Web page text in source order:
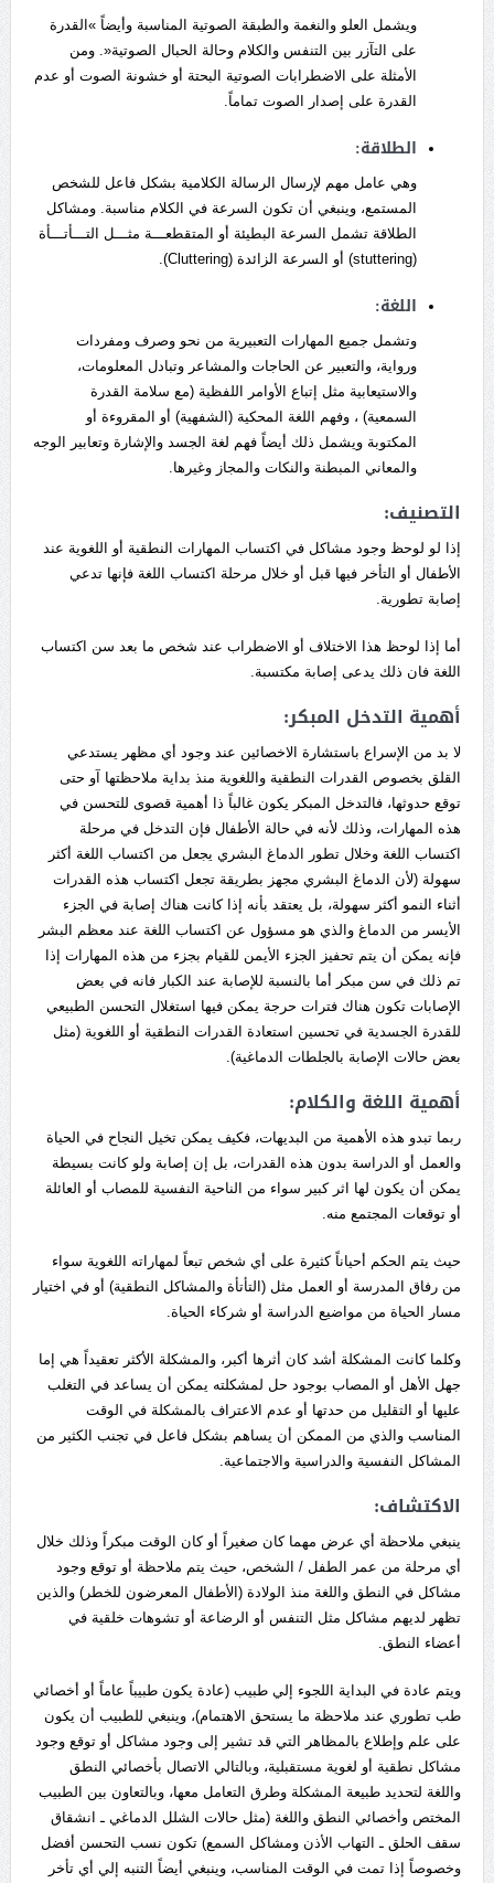
ويشمل العلو والنغمة والطبقة الصوتية المناسبة وأيضاً »القدرة
على التآزر بين التنفس والكلام وحالة الحبال الصوتية«. ومن
الأمثلة على الاضطرابات الصوتية البحتة أو خشونة الصوت أو عدم
القدرة على إصدار الصوت تماماً.
الطلاقة:
وهي عامل مهم لإرسال الرسالة الكلامية بشكل فاعل للشخص
المستمع، وينبغي أن تكون السرعة في الكلام مناسبة. ومشاكل
الطلاقة تشمل السرعة البطيئة أو المتقطعـــة مثـــل التـــأتـــأة
(stuttering) أو السرعة الزائدة (Cluttering).
اللغة:
وتشمل جميع المهارات التعبيرية من نحو وصرف ومفردات
ورواية، والتعبير عن الحاجات والمشاعر وتبادل المعلومات،
والاستيعابية مثل إتباع الأوامر اللفظية (مع سلامة القدرة
السمعية) ، وفهم اللغة المحكية (الشفهية) أو المقروءة أو
المكتوبة ويشمل ذلك أيضاً فهم لغة الجسد والإشارة وتعابير الوجه
والمعاني المبطنة والنكات والمجاز وغيرها.
التصنيف:
إذا لو لوحظ وجود مشاكل في اكتساب المهارات النطقية أو اللغوية عند
الأطفال أو التأخر فيها قبل أو خلال مرحلة اكتساب اللغة فإنها تدعي
إصابة تطورية.
أما إذا لوحظ هذا الاختلاف أو الاضطراب عند شخص ما بعد سن اكتساب
اللغة فان ذلك يدعى إصابة مكتسبة.
أهمية التدخل المبكر:
لا بد من الإسراع باستشارة الاخصائين عند وجود أي مظهر يستدعي
القلق بخصوص القدرات النطقية واللغوية منذ بداية ملاحظتها آو حتى
توقع حدوثها، فالتدخل المبكر يكون غالباً ذا أهمية قصوى للتحسن في
هذه المهارات، وذلك لأنه في حالة الأطفال فإن التدخل في مرحلة
اكتساب اللغة وخلال تطور الدماغ البشري يجعل من اكتساب اللغة أكثر
سهولة (لأن الدماغ البشري مجهز بطريقة تجعل اكتساب هذه القدرات
أثناء النمو أكثر سهولة، بل يعتقد بأنه إذا كانت هناك إصابة في الجزء
الأيسر من الدماغ والذي هو مسؤول عن اكتساب اللغة عند معظم البشر
فإنه يمكن أن يتم تحفيز الجزء الأيمن للقيام بجزء من هذه المهارات إذا
تم ذلك في سن مبكر أما بالنسبة للإصابة عند الكبار فانه في بعض
الإصابات تكون هناك فترات حرجة يمكن فيها استغلال التحسن الطبيعي
للقدرة الجسدية في تحسين استعادة القدرات النطقية أو اللغوية (مثل
بعض حالات الإصابة بالجلطات الدماغية).
أهمية اللغة والكلام:
ربما تبدو هذه الأهمية من البديهات، فكيف يمكن تخيل النجاح في الحياة
والعمل أو الدراسة بدون هذه القدرات، بل إن إصابة ولو كانت بسيطة
يمكن أن يكون لها اثر كبير سواء من الناحية النفسية للمصاب أو العائلة
أو توقعات المجتمع منه.
حيث يتم الحكم أحياناً كثيرة على أي شخص تبعاً لمهاراته اللغوية سواء
من رفاق المدرسة أو العمل مثل (التأتأة والمشاكل النطقية) أو في اختيار
مسار الحياة من مواضيع الدراسة أو شركاء الحياة.
وكلما كانت المشكلة أشد كان أثرها أكبر، والمشكلة الأكثر تعقيداً هي إما
جهل الأهل أو المصاب بوجود حل لمشكلته يمكن أن يساعد في التغلب
عليها أو التقليل من حدتها أو عدم الاعتراف بالمشكلة في الوقت
المناسب والذي من الممكن أن يساهم بشكل فاعل في تجنب الكثير من
المشاكل النفسية والدراسية والاجتماعية.
الاكتشاف:
ينبغي ملاحظة أي عرض مهما كان صغيراً أو كان الوقت مبكراً وذلك خلال
أي مرحلة من عمر الطفل / الشخص، حيث يتم ملاحظة أو توقع وجود
مشاكل في النطق واللغة منذ الولادة (الأطفال المعرضون للخطر) والذين
تظهر لديهم مشاكل مثل التنفس أو الرضاعة أو تشوهات خلقية في
أعضاء النطق.
ويتم عادة في البداية اللجوء إلي طبيب (عادة يكون طبيباً عاماً أو أخصائي
طب تطوري عند ملاحظة ما يستحق الاهتمام)، وينبغي للطبيب أن يكون
على علم وإطلاع بالمظاهر التي قد تشير إلى وجود مشاكل أو توقع وجود
مشاكل نطقية أو لغوية مستقبلية، وبالتالي الاتصال بأخصائي النطق
واللغة لتحديد طبيعة المشكلة وطرق التعامل معها، وبالتعاون بين الطبيب
المختص وأخصائي النطق واللغة (مثل حالات الشلل الدماغي ـ انشقاق
سقف الحلق ـ التهاب الأذن ومشاكل السمع) تكون نسب التحسن أفضل
وخصوصاً إذا تمت في الوقت المناسب، وينبغي أيضاً التنبه إلي أي تأخر